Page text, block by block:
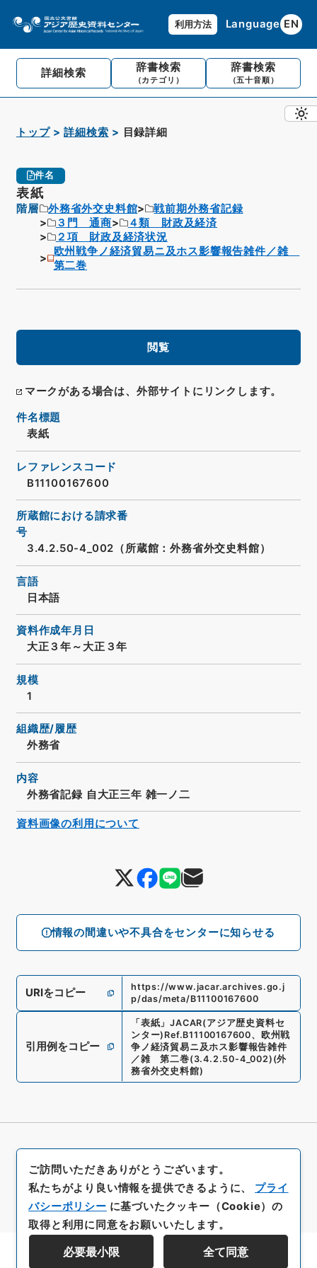
利用方法 Language EN
詳細検索 辞書検索
（カテゴリ）
辞書検索
（五十音順）
トップ 詳細検索 目録詳細
件名
表紙
階層 外務省外交史料館
戦前期外務省記録
３門 通商
４類 財政及経済
２項 財政及経済状況
欧州戦争ノ経済貿易ニ及ホス影響報告雑件／雑
第二巻
閲覧
マークがある場合は、外部サイトにリンクします。
情報の間違いや不具合をセンターに知らせる
件名標題
表紙
レファレンスコード
B11100167600
所蔵館における請求番
号
3.4.2.50-4_002（所蔵館：外務省外交史料館）
言語
日本語
資料作成年月日
大正３年～大正３年
規模
1
組織歴/履歴
外務省
内容
外務省記録 自大正三年 雑一ノ二
URIをコピー
https://www.jacar.archives.go.j
p/das/meta/B11100167600
引用例をコピー
「表紙 」JACAR(アジア歴史資料セ
ンター) Ref.B11100167600、 欧州戦
争ノ経済貿易ニ及ホス影響報告雑件
／雑 第二巻(3.4.2.50-4_002) (外
務省外交史料館)
資料画像の利用について
ご訪問いただきありがとうございます。
私たちがより良い情報を提供できるように、 プライ
バシーポリシー に基づいたクッキー（Cookie）の
取得と利用に同意をお願いいたします。
必要最小限 全て同意